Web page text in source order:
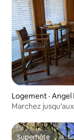
Logement · Angel
Marchez
Superhôte